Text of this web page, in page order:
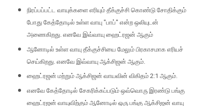
நிரப்பப்பட்ட வாயுக்களை எரியும் தீக்குச்சி கொண்டு சோதிக்கும்
போது கேத்தோடில் உள்ள வாயு "பாப்" என்ற ஒலியுடன்
அணைகிறது. எனவே இவ்வாயு ஹைட்ரஜன் ஆகும்
ஆனோடில் உள்ள வாயு தீக்குச்சியை மேலும் பிரகாசமாக எரியச்
செய்கிறது. எனவே இவ்வாயு ஆக்சிஜன் ஆகும்.
ஹைட்ரஜன் மற்றும் ஆக்சிஜன் வாயவின் விகிதம் 2:1 ஆகும்.
எனவே கேத்தோடில் சேகரிக்கப்படும் ஒவ்வொரு இரண்டு பங்கு
ஹைட்ரஜன் வாயுவிற்கும் ஆனோடில் ஒரு பங்கு ஆக்சிஜன் வாயு